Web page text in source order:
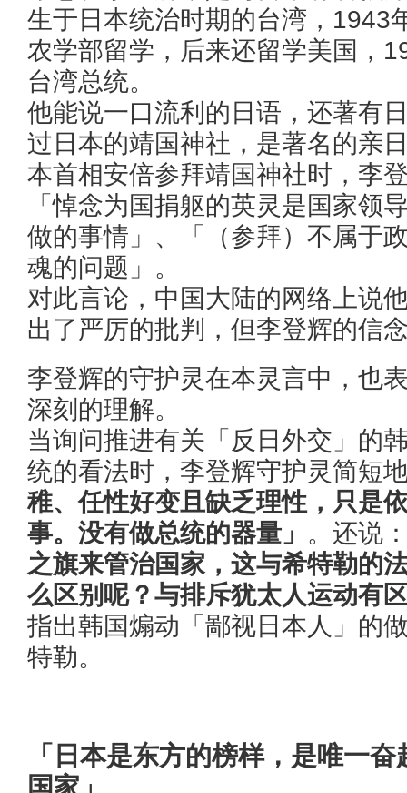
生于日本统治时期的台湾，1943
农学部留学，后来还留学美国，
台湾总统。
他能说一口流利的日语，还著有
过日本的靖国神社，是著名的亲
本首相安倍参拜靖国神社时，李
「悼念为国捐躯的英灵是国家领
做的事情」、「（参拜）不属于
魂的问题」。
对此言论，中国大陆的网络上说
出了严厉的批判，但李登辉的信
李登辉的守护灵在本灵言中，也
深刻的理解。
当询问推进有关「反日外交」的
统的看法时，李登辉守护灵简短
稚、任性好变且缺乏理性，只是
事。没有做总统的器量」 。还说
之旗来管治国家，这与希特勒的
么区别呢？与排斥犹太人运动有
指出韩国煽动「鄙视日本人」的
特勒。
「日本是东方的榜样，是唯一
国家」